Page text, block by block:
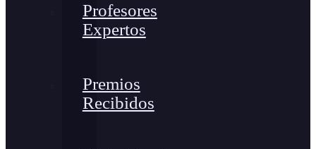
Profesores
Expertos
Premios
Recibidos